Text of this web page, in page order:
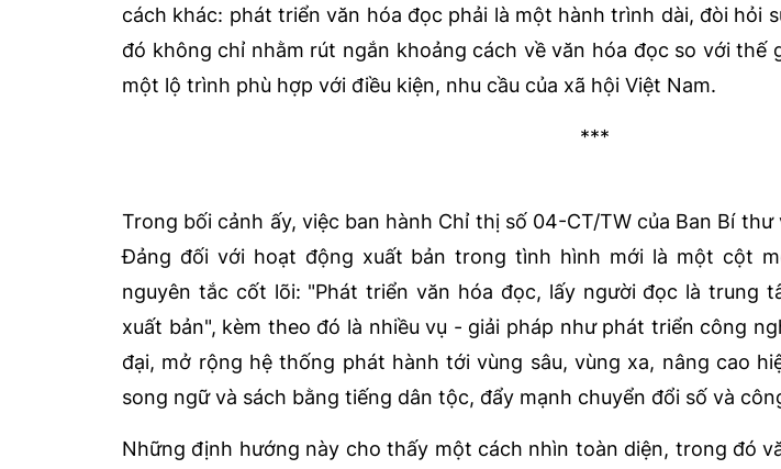
cách khác: phát triển văn hóa đọc phải là một hành trình dài, đòi hỏi
đó không chỉ nhằm rút ngắn khoảng cách về văn hóa đọc so với thế
một lộ trình phù hợp với điều kiện, nhu cầu của xã hội Việt Nam.
***
Trong bối cảnh ấy, việc ban hành Chỉ thị số 04-CT/TW của Ban Bí
Đảng đối với hoạt động xuất bản trong tình hình mới là một cột
nguyên tắc cốt lõi: "Phát triển văn hóa đọc, lấy người đọc là trung
xuất bản", kèm theo đó là nhiều vụ - giải pháp như phát triển công
đại, mở rộng hệ thống phát hành tới vùng sâu, vùng xa, nâng cao
song ngữ và sách bằng tiếng dân tộc, đẩy mạnh chuyển đổi số và
Những định hướng này cho thấy một cách nhìn toàn diện, trong đó